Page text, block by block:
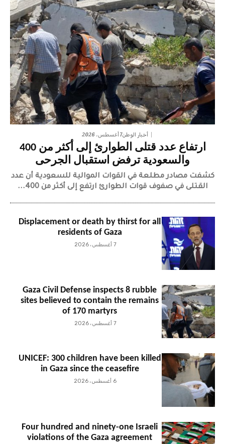
أخبار الوطن7 أغسطس، 2026
ارتفاع عدد قتلى الطوارئ إلى أكثر من 400
والسعودية ترفض استقبال الجرحى
كشفت مصادر مطلعة في القوات الموالية للسعودية أن عدد
القتلى في صفوف قوات الطوارئ ارتفع إلى أكثر من 400...
Displacement or death by thirst for all
residents of Gaza
7 أغسطس، 2026
Gaza Civil Defense inspects 8 rubble
sites believed to contain the remains
of 170 martyrs
7 أغسطس، 2026
UNICEF: 300 children have been killed
in Gaza since the ceasefire
6 أغسطس، 2026
Four hundred and ninety-one Israeli
violations of the Gaza agreement